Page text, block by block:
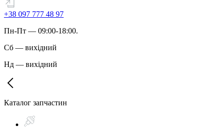
+38 097 777 48 97
Пн-Пт — 09:00-18:00.
Сб — вихідний
Нд — вихідний
Каталог запчастин